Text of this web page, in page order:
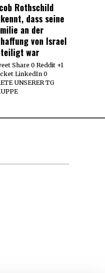
Rothschild
dass seine
an der
von Israel
war
Share 0 Reddit +1
LinkedIn 0
UNSERER TG